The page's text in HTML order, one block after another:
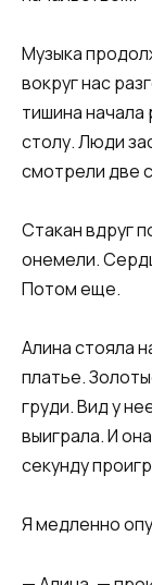
Музыка
вокруг нас
тишина начала
столу. Люди
смотрели две
Стакан вдруг
онемели.
Потом еще.
Алина стояла
платье.
груди. Вид у
выиграла. И
секунду
Я медленно